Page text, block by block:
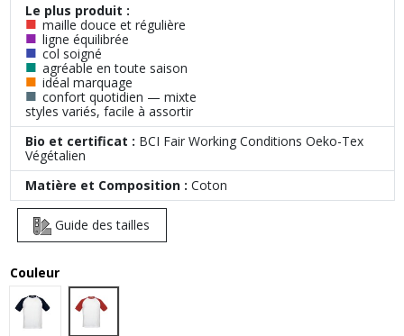
Le plus produit :
■ maille douce et régulière
■ ligne équilibrée
■ col soigné
■ agréable en toute saison
■ idéal marquage
■ confort quotidien — mixte
styles variés, facile à assortir
Bio et certificat : BCI Fair Working Conditions Oeko-Tex
Végétalien
Matière et Composition : Coton
Guide des tailles
Couleur
White|Navy
White|Red